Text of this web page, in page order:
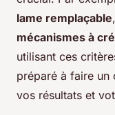
lame remplaçable
mécanismes à
utilisant ces
préparé à faire un
vos résultats et